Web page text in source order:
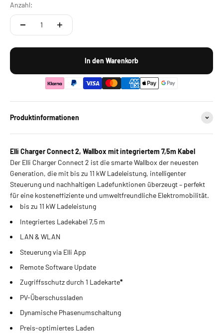
Anzahl:
In den Warenkorb
Produktinformationen
Elli Charger Connect 2, Wallbox mit integriertem 7,5m Kabel
Der Elli Charger Connect 2 ist die smarte Wallbox der neuesten
Generation, die mit bis zu 11 kW Ladeleistung, intelligenter
Steuerung und nachhaltigen Ladefunktionen überzeugt – perfekt
für eine kosteneffiziente und umweltfreundliche Elektromobilität.
bis zu 11 kW Ladeleistung
Integriertes Ladekabel 7,5 m
LAN & WLAN
Steuerung via Elli App
Remote Software Update
Zugriffsschutz durch 1 Ladekarte*
PV-Überschussladen
Dynamische Phasenumschaltung
Preis-optimiertes Laden